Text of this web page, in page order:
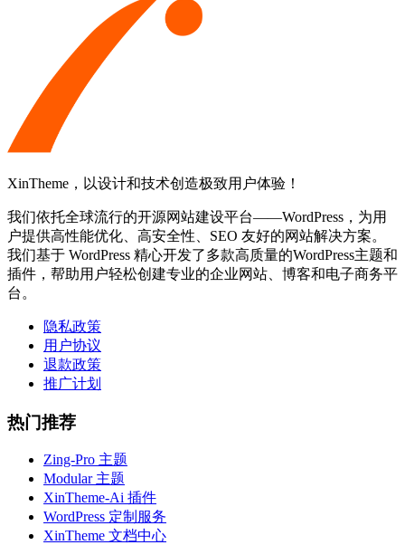
XinTheme，以设计和技术创造极致用户体验！
我们依托全球流行的开源网站建设平台——WordPress，为用
户提供高性能优化、高安全性、SEO 友好的网站解决方案。
我们基于 WordPress 精心开发了多款高质量的WordPress主题和
插件，帮助用户轻松创建专业的企业网站、博客和电子商务平
台。
隐私政策
用户协议
退款政策
推广计划
热门推荐
Zing-Pro 主题
Modular 主题
XinTheme-Ai 插件
WordPress 定制服务
XinTheme 文档中心